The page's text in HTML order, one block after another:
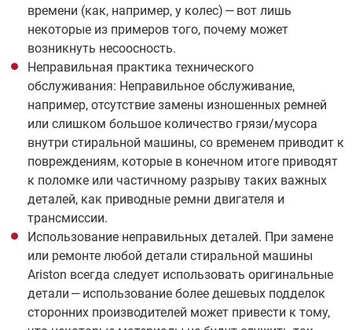
времени (как, например, у колес) — вот лишь
некоторые из примеров того, почему может
возникнуть несоосность.
Неправильная практика технического
обслуживания: Неправильное обслуживание,
например, отсутствие замены изношенных ремней
или слишком большое количество грязи/мусора
внутри стиральной машины, со временем приводит к
повреждениям, которые в конечном итоге приводят
к поломке или частичному разрыву таких важных
деталей, как приводные ремни двигателя и
трансмиссии.
Использование неправильных деталей. При замене
или ремонте любой детали стиральной машины
Ariston всегда следует использовать оригинальные
детали — использование более дешевых подделок
сторонних производителей может привести к тому,